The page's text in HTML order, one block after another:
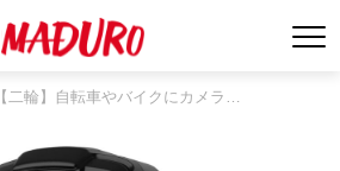
【二輪】自転車やバイクにカメラ…